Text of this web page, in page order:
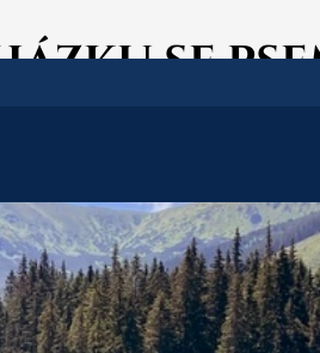
SE
v okolí Björnsonky, abyste si